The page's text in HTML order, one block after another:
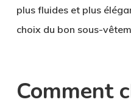
plus fluides et plus
choix du bon sous-
Comment